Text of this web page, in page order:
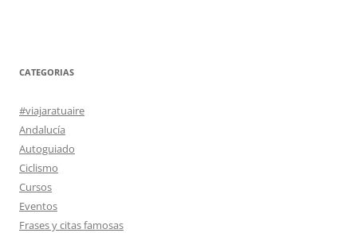
CATEGORIAS
#viajaratuaire
Andalucía
Autoguiado
Ciclismo
Cursos
Eventos
Frases y citas famosas